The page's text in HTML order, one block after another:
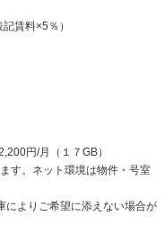
賃料×5％）
円/月（１７GB）
す。ネット環境は物件・号室
よりご希望に添えない場合が